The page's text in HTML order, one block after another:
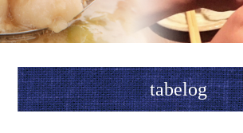
tabelog